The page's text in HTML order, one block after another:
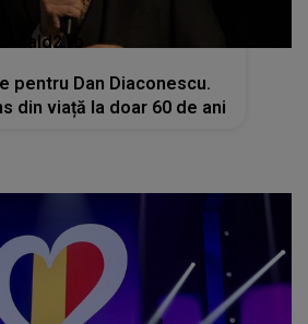
kanald2.ro
pentru Dan Diaconescu.
din viață la doar 60 de ani